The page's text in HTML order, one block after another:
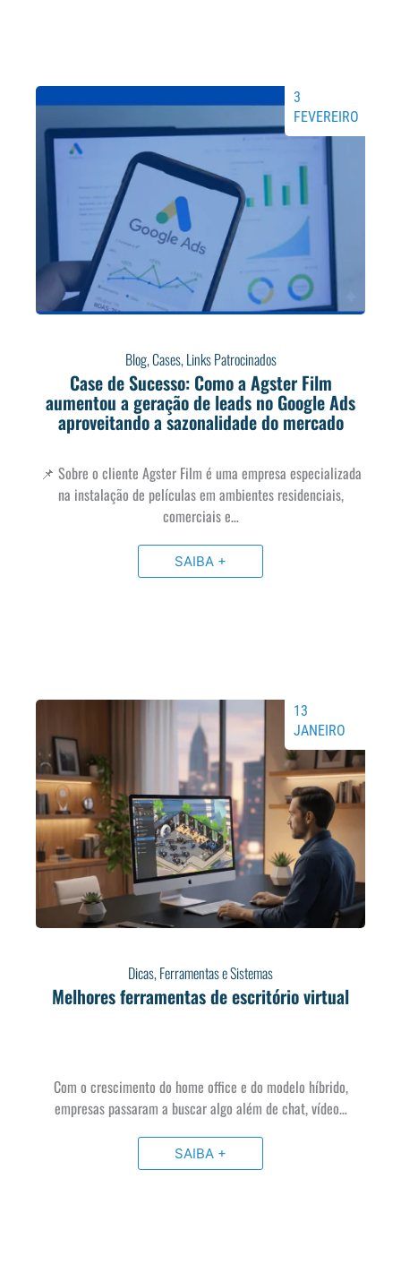
Blog,Cases,Links Patrocinados
Case de Sucesso: Como a Agster Film
aumentou a geração de leads no Google Ads
aproveitando a sazonalidade do mercado
3
FEVEREIRO
📌 Sobre o cliente Agster Film é uma empresa especializada
na instalação de películas em ambientes residenciais,
comerciais e…
SAIBA +
Dicas,Ferramentas e Sistemas
Melhores ferramentas de escritório virtual
13
JANEIRO
Com o crescimento do home office e do modelo híbrido,
empresas passaram a buscar algo além de chat, vídeo…
SAIBA +